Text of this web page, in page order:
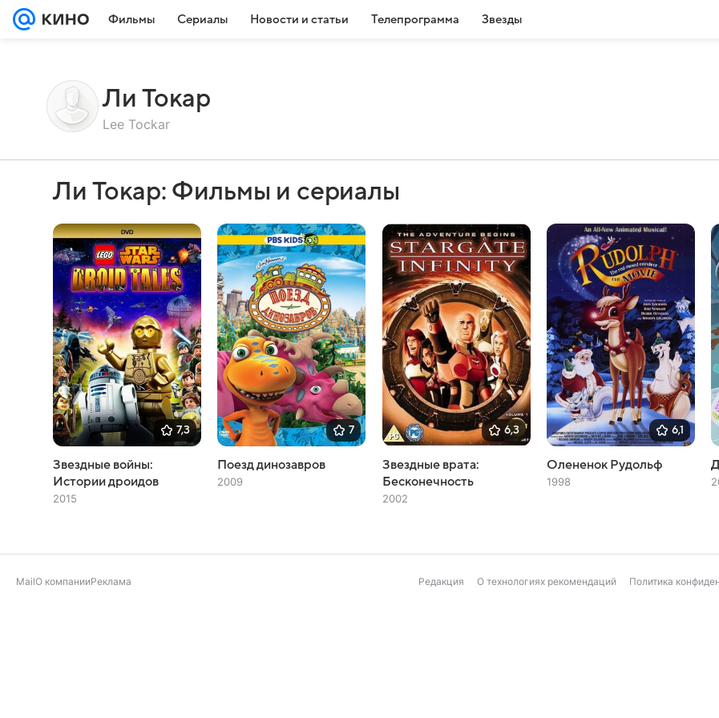
Фильмы Сериалы Новости и статьи Телепрограмма Звезды
Ли Токар
Lee Tockar
Ли Токар: Фильмы и сериалы
7,3
Звездные войны:
Истории дроидов
2015
7
Поезд динозавров
2009
6,3
Звездные врата:
Бесконечность
2002
6,1
Олененок Рудольф
1998
MailО компанииРеклама Редакция О технологиях рекомендаций Политика